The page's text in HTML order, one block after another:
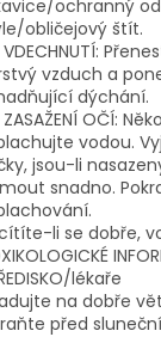
ochranný
obličejový štít.
VDECHNUTÍ:
vzduch a
dýchání.
ZASAŽENÍ OČÍ:
vodou.
jsou-li
snadno.
li se dobře,
lékaře
na dobře
před